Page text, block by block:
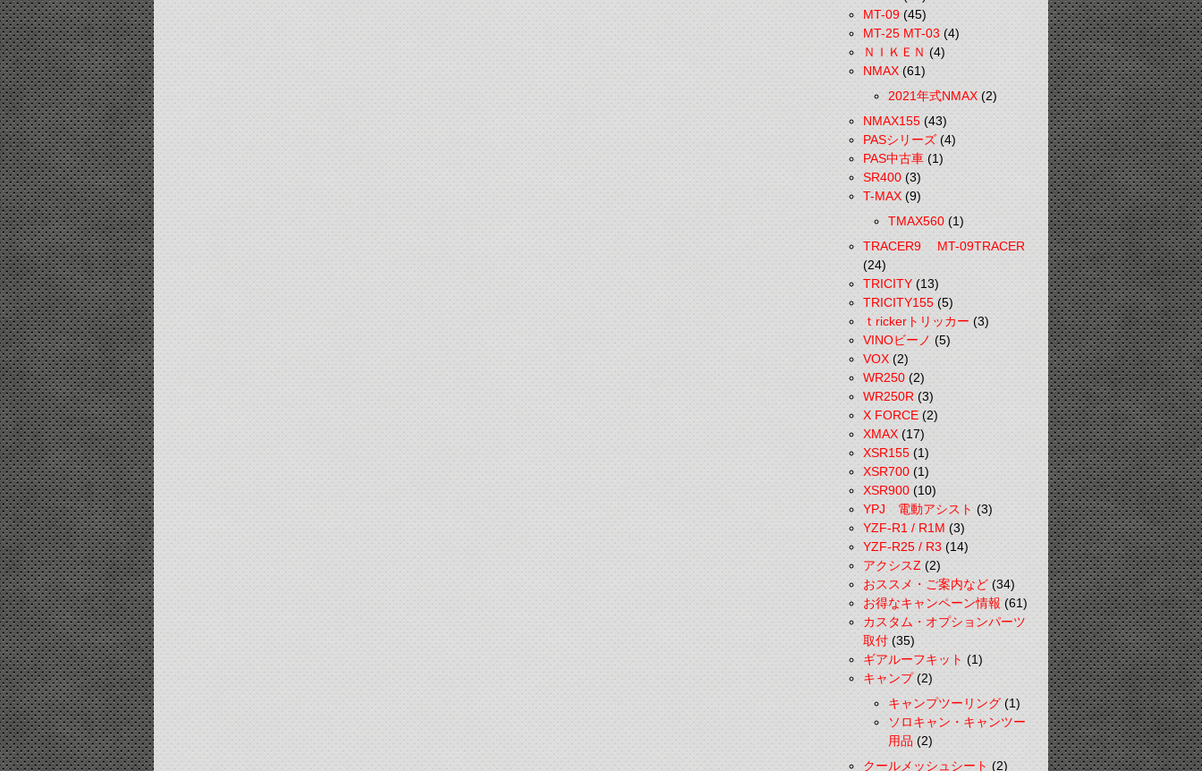
MT-09 (45)
MT-25 MT-03(4)
ＮＩＫＥＮ(4)
NMAX(61)
2021年式NMAX(2)
NMAX155(43)
PASシリーズ(4)
PAS中古車(1)
SR400(3)
T-MAX(9)
TMAX560(1)
TRACER9 MT-09TRACER
(24)
TRICITY(13)
TRICITY155(5)
ｔrickerトリッカー(3)
VINOビーノ(5)
VOX(2)
WR250(2)
WR250R(3)
X FORCE(2)
XMAX(17)
XSR155(1)
XSR700(1)
XSR900(10)
YPJ 電動アシスト(3)
YZF-R1 / R1M(3)
YZF-R25 / R3(14)
アクシスZ(2)
おススメ・ご案内など(34)
お得なキャンペーン情報(61)
カスタム・オプションパーツ
取付(35)
ギアルーフキット(1)
キャンプ(2)
キャンプツーリング(1)
ソロキャン・キャンツー
用品(2)
クールメッシュシート(2)